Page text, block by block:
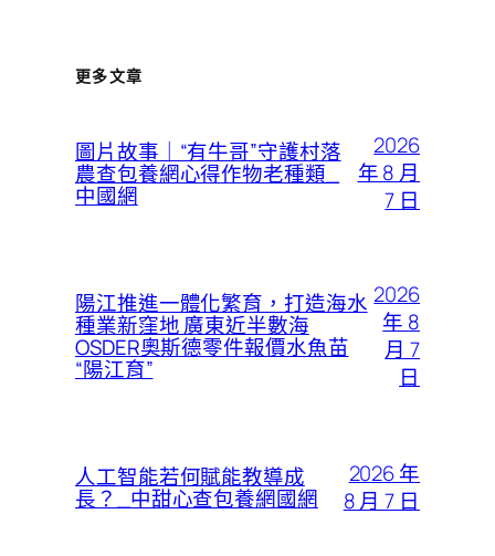
更多文章
圖片故事｜“有牛哥”守護村落
農查包養網心得作物老種類_
中國網
2026
年 8 月
7 日
陽江推進一體化繁育，打造海水
種業新窪地 廣東近半數海
OSDER奧斯德零件報價水魚苗
“陽江育”
2026
年 8
月 7
日
人工智能若何賦能教導成
長？_中甜心查包養網國網
2026 年
8 月 7 日